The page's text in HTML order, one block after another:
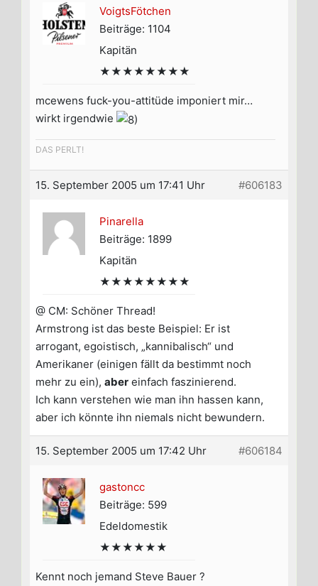
VoigtsFötchen
Beiträge: 1104
Kapitän
★★★★★★★★
mcewens fuck-you-attitüde imponiert mir…
wirkt irgendwie
DAS PERLT!
15. September 2005 um 17:41 Uhr #606183
Pinarella
Beiträge: 1899
Kapitän
★★★★★★★★
@ CM: Schöner Thread!
Armstrong ist das beste Beispiel: Er ist
arrogant, egoistisch, „kannibalisch“ und
Amerikaner (einigen fällt da bestimmt noch
mehr zu ein), aber einfach faszinierend.
Ich kann verstehen wie man ihn hassen kann,
aber ich könnte ihn niemals nicht bewundern.
15. September 2005 um 17:42 Uhr #606184
gastoncc
Beiträge: 599
Edeldomestik
★★★★★★
Kennt noch jemand Steve Bauer ?